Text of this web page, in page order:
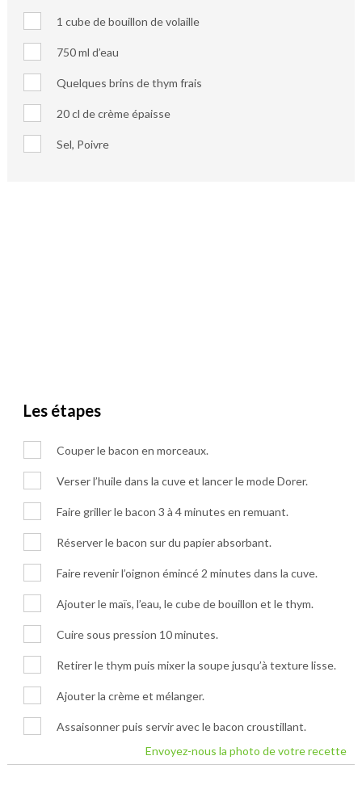
1 cube de bouillon de volaille
750 ml d’eau
Quelques brins de thym frais
20 cl de crème épaisse
Sel, Poivre
Les étapes
Couper le bacon en morceaux.
Verser l’huile dans la cuve et lancer le mode Dorer.
Faire griller le bacon 3 à 4 minutes en remuant.
Réserver le bacon sur du papier absorbant.
Faire revenir l’oignon émincé 2 minutes dans la cuve.
Ajouter le maïs, l’eau, le cube de bouillon et le thym.
Cuire sous pression 10 minutes.
Retirer le thym puis mixer la soupe jusqu’à texture lisse.
Ajouter la crème et mélanger.
Assaisonner puis servir avec le bacon croustillant.
Envoyez-nous la photo de votre recette